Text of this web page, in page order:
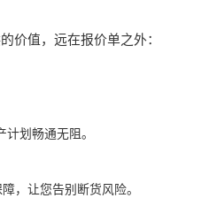
价值，远在报价单之外：
划畅通无阻。
，让您告别断货风险。